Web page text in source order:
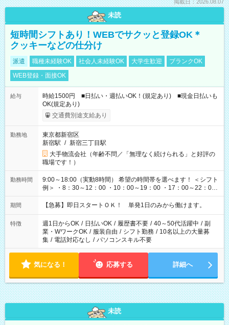
掲載日：2026.08.07
未読
短時間シフトあり！WEBでサクッと登録OK＊
クッキーなどの仕分け
派遣 職種未経験OK 社会人未経験OK 大学生歓迎
ブランクOK
WEB登録・面接OK
給与
時給1500円 ■日払い・週払いOK！(規定あり) ■現金日払いも
OK(規定あり)
交通費別途支給あり
勤務地
東京都新宿区
新宿駅 / 新宿三丁目駅
大手物流会社（年齢不問／「無理なく続けられる」と好評の
職場です！）
勤務時間
9:00～18:00（実動8時間） 希望の時間帯を選べます！ ＜シフト
例＞ ・8：30～12：00 ・10：00～19：00 ・17：00～22：00
・13：00～22：00 ・22：00～翌6：00 など
期間 【急募】即日スタートＯＫ！ 単発1日のみから働けます。
特徴 週1日からOK / 日払いOK / 履歴書不要 / 40～50代活躍中 / 副
業・WワークOK / 服装自由 / シフト勤務 / 10名以上の大量募
集 / 電話対応なし / パソコンスキル不要
気になる！ 応募する 詳細へ
未読